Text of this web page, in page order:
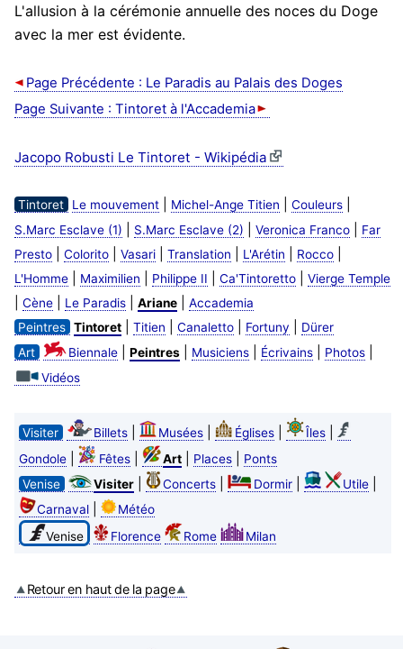
L'allusion à la cérémonie annuelle des noces du Doge
avec la mer est évidente.
Page Précédente : Le Paradis au Palais des Doges
Page Suivante : Tintoret à l'Accademia
Jacopo Robusti Le Tintoret - Wikipédia
Tintoret Le mouvement| Michel-Ange Titien Couleurs|
S.Marc Esclave (1) S.Marc Esclave (2) Veronica Franco|
Far
Presto| Colorito| Vasari| Translation L'Arétin Rocco|
L'Homme| Maximilien Philippe II Ca'Tintoretto| Vierge Temple
Cène| Le Paradis| Ariane| Accademia
Peintres Tintoret| Titien Canaletto| Fortuny
Dürer
Art
Biennale| Peintres| Musiciens| Écrivains| Photos|
Vidéos
Visiter Billets| Musées| Églises| Îles|
Gondole| Fêtes| Art| Places|
Ponts
Venise
Visiter| Concerts| Dormir| Utile|
Carnaval|
Météo
Venise
Florence Rome Milan
Retour en haut de la page